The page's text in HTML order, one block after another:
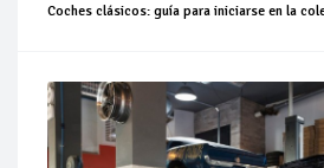
Coches clásicos: guía para iniciarse en la